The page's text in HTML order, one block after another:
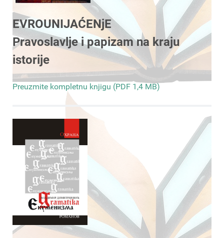
EVROUNIJAĆENjE
Pravoslavlje i papizam na kraju
istorije
Preuzmite kompletnu knjigu (PDF 1,4 MB)